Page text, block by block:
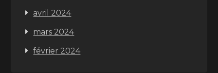
avril 2024
mars 2024
février 2024